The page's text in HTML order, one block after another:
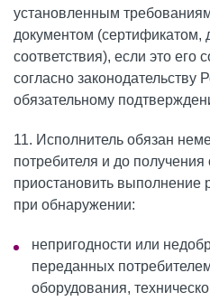
установленным
документом (сертификатом,
соответствия), если это его
согласно законодательству
обязательному
11. Исполнитель обязан
потребителя и до получения
приостановить выполнение
при обнаружении:
непригодности или
переданных
оборудования,